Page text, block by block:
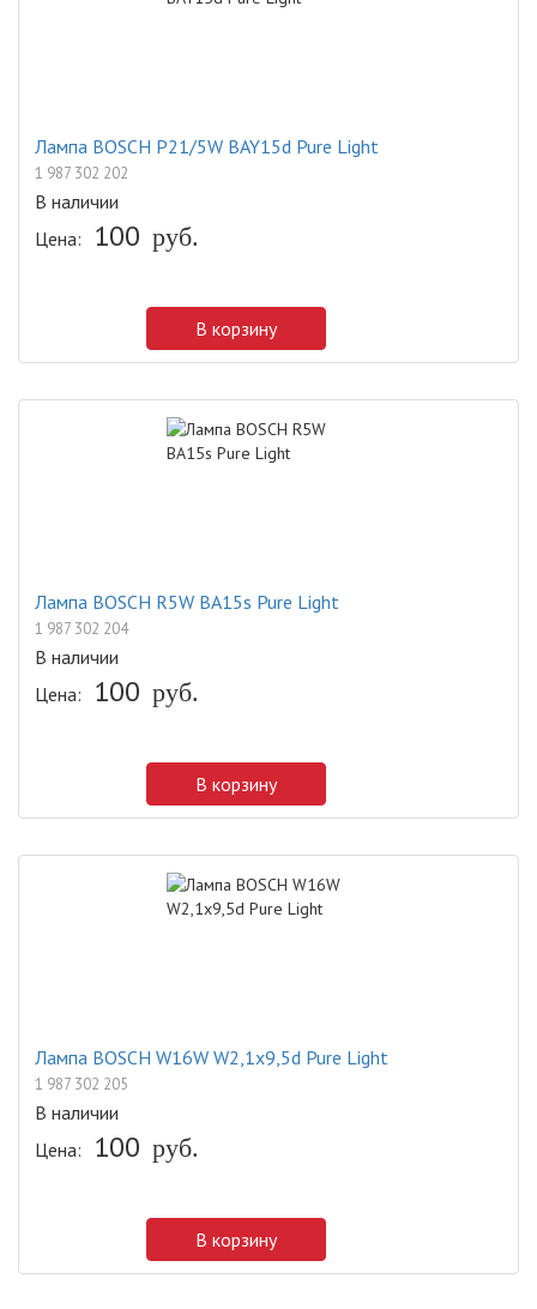
Лампа BOSCH P21/5W BAY15d Pure Light
1 987 302 202
В наличии
Цена:
100 руб.
В корзину
Лампа BOSCH R5W BA15s Pure Light
1 987 302 204
В наличии
Цена:
100 руб.
В корзину
Лампа BOSCH W16W W2,1x9,5d Pure Light
1 987 302 205
В наличии
Цена:
100 руб.
В корзину